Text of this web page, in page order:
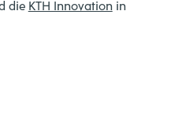
die KTH Innovationin